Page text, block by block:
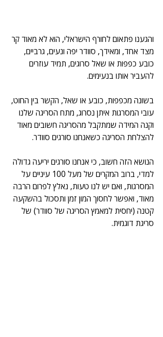
והגענו פתאום לחורף הישראלי, הוא לא מאוד קר
מצד אחד, ומאידך, סוודר יפה ונעים, גרביים,
כובע כפפות או שאל סרוגים, תמיד עוזרים
להעביר אותו בנעימים.
בשונה מכפפות, כובע או שאל, הקשר בין החוט,
עובי המסרגות איתן נסרוג, מתח הסריגה שלנו
וקנה המידה שמתקבל מהסריגה חשובים מאוד
להצלחת הסריגה כשאנחנו סורגים סוודר.
הנושא הזה חשוב, כי אנחנו סורגים יריעה גדולה
למדי, ברוב המקרים של מעל 100 עיניים על
המסרגות, ואם יש לנו טעות, נאלץ לפרום הרבה
מאוד, ואפשר לחסוך המון זמן ותסכול בהשקעה
קטנה (יחסית למאמץ הסריגה של סוודר) של
סריגת דוגמית.